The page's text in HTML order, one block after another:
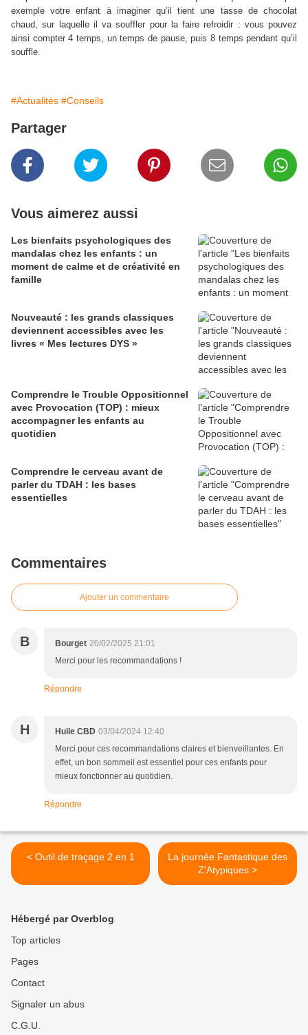
exemple votre enfant à imaginer qu’il tient une tasse de chocolat
chaud, sur laquelle il va souffler pour la faire refroidir : vous pouvez
ainsi compter 4 temps, un temps de pause, puis 8 temps pendant qu’il
souffle.
#Actualités #Conseils
Partager
Vous aimerez aussi
Les bienfaits psychologiques des
mandalas chez les enfants : un
moment de calme et de créativité en
famille
Nouveauté : les grands classiques
deviennent accessibles avec les
livres « Mes lectures DYS »
Comprendre le Trouble Oppositionnel
avec Provocation (TOP) : mieux
accompagner les enfants au
quotidien
Comprendre le cerveau avant de
parler du TDAH : les bases
essentielles
Commentaires
Ajouter un commentaire
B Bourget 20/02/2025 21:01
Merci pour les recommandations !
Répondre
H Huile CBD 03/04/2024 12:40
Merci pour ces recommandations claires et bienveillantes. En
effet, un bon sommeil est essentiel pour ces enfants pour
mieux fonctionner au quotidien.
Répondre
< Outil de traçage 2 en 1
La journée Fantastique des
Z'Atypiques >
Hébergé par Overblog
Top articles
Pages
Contact
Signaler un abus
C.G.U.